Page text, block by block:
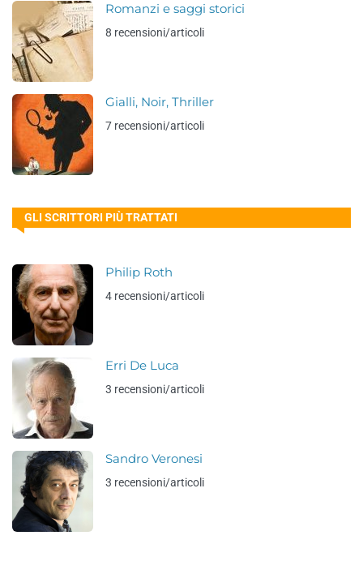
Romanzi e saggi storici
8 recensioni/articoli
Gialli, Noir, Thriller
7 recensioni/articoli
GLI SCRITTORI PIÙ TRATTATI
Philip Roth
4 recensioni/articoli
Erri De Luca
3 recensioni/articoli
Sandro Veronesi
3 recensioni/articoli